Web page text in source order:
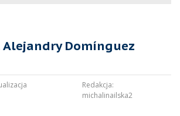
Domínguez
Redakcja:
michalinailska2